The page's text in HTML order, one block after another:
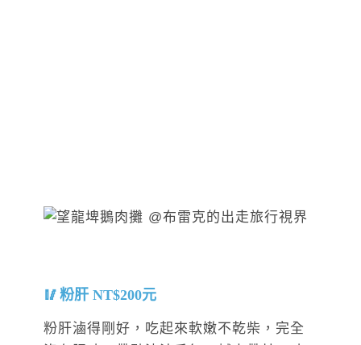
粉肝 NT$200元
粉肝滷得剛好，吃起來軟嫩不乾柴，完全